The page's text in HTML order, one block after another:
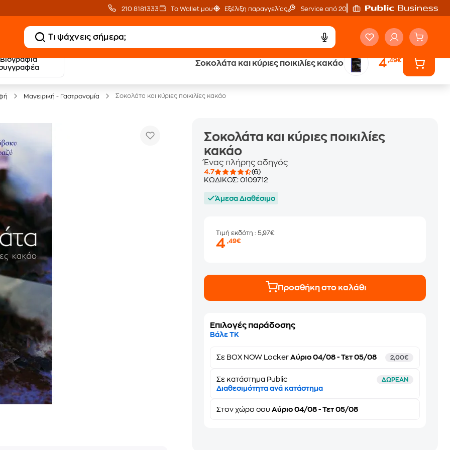
210 8181333 Το Wallet μου Εξέλιξη παραγγελίας Service από 20'
Βιογραφία
Σοκολάτα και κύριες ποικιλίες κακάο 4,49€
20 € Public επιστροφή
με Snappi
Δωρεάν Μεταφορικά Έλα στον κόσμο
Μαγειρική - Γαστρονομία Σοκολάτα και κύριες ποικιλίες κακάο
Σοκολάτα και κύριες ποικιλίες
κακάο
Ένας πλήρης οδηγός
4.7
(6)
ΚΩΔΙΚΟΣ:0109712
Άμεσα Διαθέσιμο
Τιμή εκδότη: 5,97€
4,49€
Προσθήκη στο καλάθι
Επιλογές παράδοσης
Βάλε ΤΚ
Σε BOX NOW Locker Αύριο 04/08 - Τετ 05/08 2,00€
Σε κατάστημα Public ΔΩΡΕΑΝ
Διαθεσιμότητα ανά κατάστημα
Στονχώρο σου Αύριο 04/08 - Τετ 05/08